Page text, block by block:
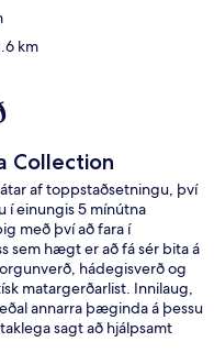
km
Collection
af toppstaðsetningu, því
í einungis 5 mínútna
með því að fara í
sem hægt er að fá sér bita á
hádegisverð og
matargerðarlist. Innilaug,
annarra þæginda á þessu
sagt að hjálpsamt
Það er ekki langt að fara til